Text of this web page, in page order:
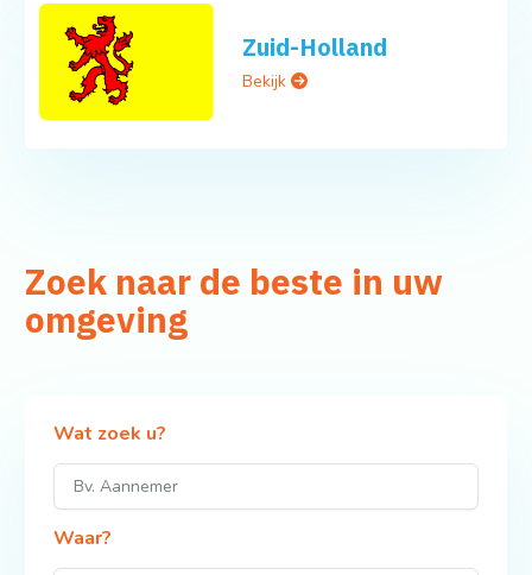
Zuid-Holland
Bekijk
Zoek naar de beste in uw
omgeving
Wat zoek u?
Waar?